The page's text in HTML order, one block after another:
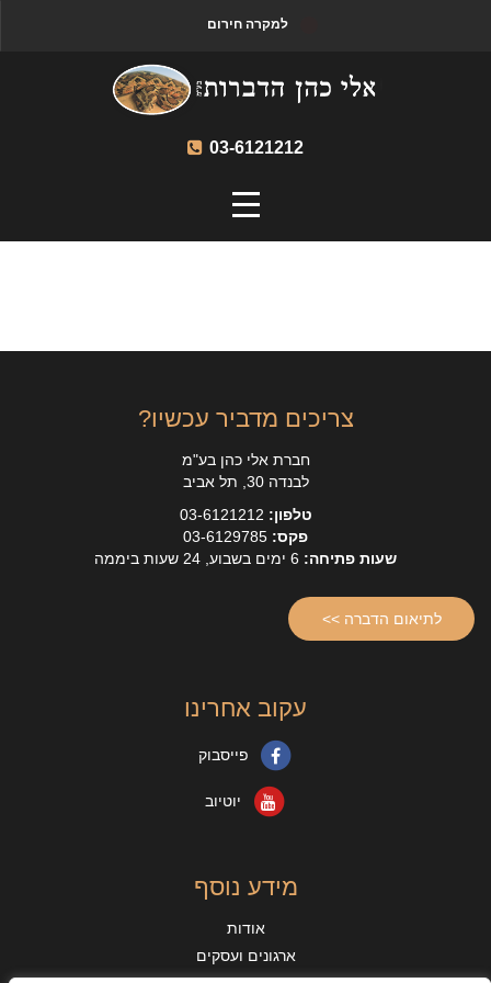
03-6121212
למקרה חירום
צריכים מדביר עכשיו?
חברת אלי כהן בע"מ
לבנדה 30, תל אביב
טלפון:
פקס:
שעות פתיחה:
לתיאום הדברה >>
עקוב אחרינו
פייסבוק
יוטיוב
מידע נוסף
אודות
ארגונים ועסקים